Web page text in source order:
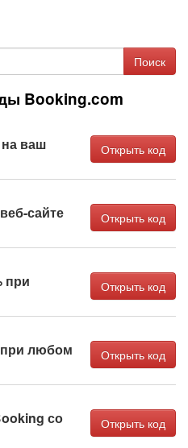
Поиск
Booking.com
ваш
Открыть код
сайте
Открыть код
при
Открыть код
любом
Открыть код
со
Открыть код